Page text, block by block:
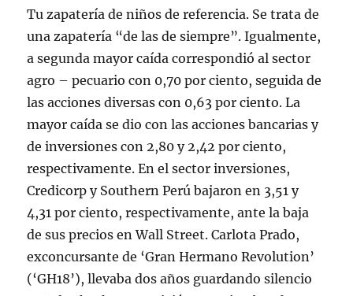
Tu zapatería de niños de referencia. Se trata de
una zapatería “de las de siempre”. Igualmente,
a segunda mayor caída correspondió al sector
agro – pecuario con 0,70 por ciento, seguida de
las acciones diversas con 0,63 por ciento. La
mayor caída se dio con las acciones bancarias y
de inversiones con 2,80 y 2,42 por ciento,
respectivamente. En el sector inversiones,
Credicorp y Southern Perú bajaron en 3,51 y
4,31 por ciento, respectivamente, ante la baja
de sus precios en Wall Street. Carlota Prado,
exconcursante de ‘Gran Hermano Revolution’
(‘GH18’), llevaba dos años guardando silencio